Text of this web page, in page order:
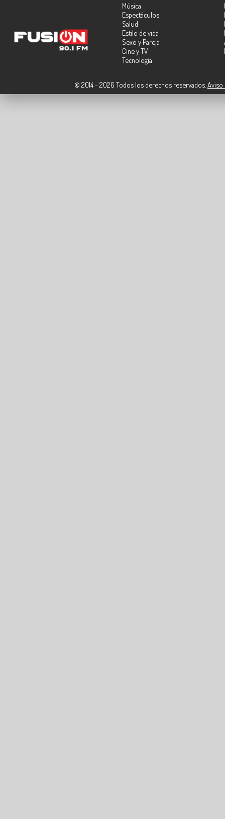
Música
Espectáculos
Salud
Estilo de vida
Sexo y Pareja
Cine y TV
Tecnología
© 2014 - 2026 Todos los derechos reservados. Aviso